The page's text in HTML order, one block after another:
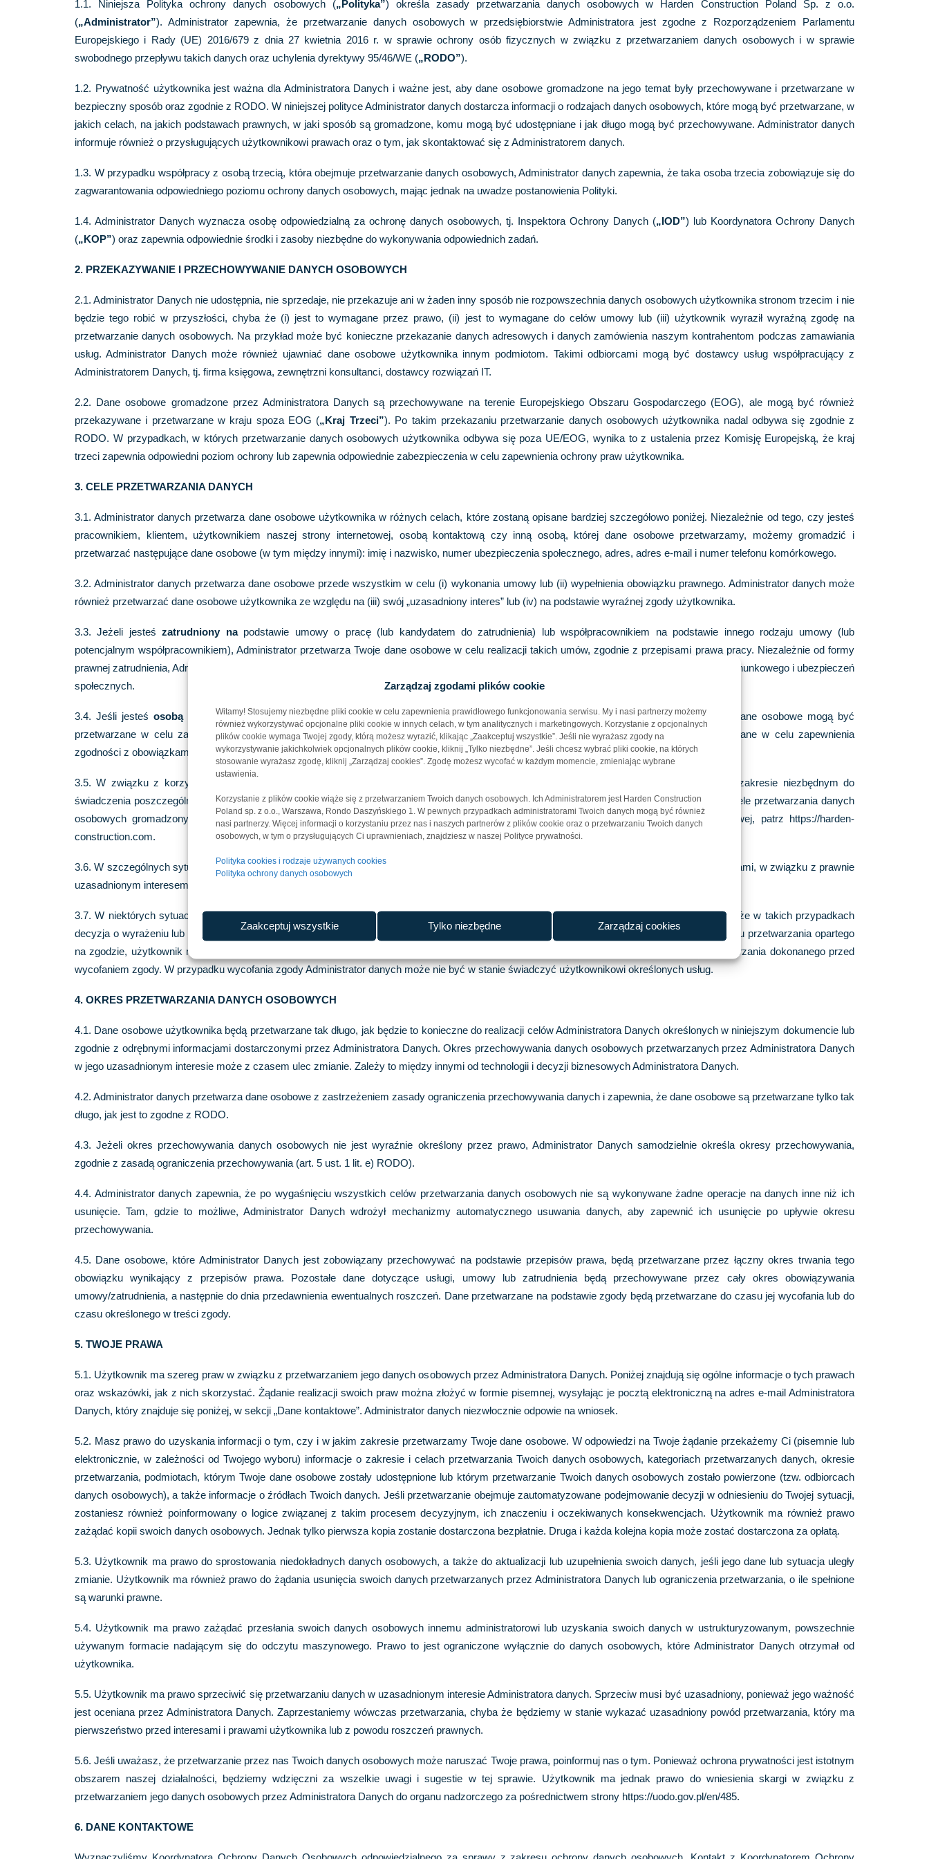
Zarządzaj zgodami plików cookie
Witamy! Stosujemy niezbędne pliki cookie w celu zapewnienia prawidłowego funkcjonowania serwisu. My i nasi partnerzy możemy
również wykorzystywać opcjonalne pliki cookie w innych celach, w tym analitycznych i marketingowych. Korzystanie z opcjonalnych
plików cookie wymaga Twojej zgody, którą możesz wyrazić, klikając „Zaakceptuj wszystkie”. Jeśli nie wyrażasz zgody na
wykorzystywanie jakichkolwiek opcjonalnych plików cookie, kliknij „Tylko niezbędne”. Jeśli chcesz wybrać pliki cookie, na których
stosowanie wyrażasz zgodę, kliknij „Zarządzaj cookies”. Zgodę możesz wycofać w każdym momencie, zmieniając wybrane
ustawienia.
Korzystanie z plików cookie wiąże się z przetwarzaniem Twoich danych osobowych. Ich Administratorem jest Harden Construction
Poland sp. z o.o., Warszawa, Rondo Daszyńskiego 1. W pewnych przypadkach administratorami Twoich danych mogą być również
nasi partnerzy. Więcej informacji o korzystaniu przez nas i naszych partnerów z plików cookie oraz o przetwarzaniu Twoich danych
osobowych, w tym o przysługujących Ci uprawnieniach, znajdziesz w naszej Polityce prywatności.
Polityka cookies i rodzaje używanych cookies
Polityka ochrony danych osobowych
Zaakceptuj wszystkie Tylko niezbędne Zarządzaj cookies
1.1. Niniejsza Polityka ochrony danych osobowych („Polityka”) określa zasady przetwarzania danych osobowych w Harden Construction Poland Sp. z o.o.
(„Administrator”). Administrator zapewnia, że przetwarzanie danych osobowych w przedsiębiorstwie Administratora jest zgodne z Rozporządzeniem Parlamentu
Europejskiego i Rady (UE) 2016/679 z dnia 27 kwietnia 2016 r. w sprawie ochrony osób fizycznych w związku z przetwarzaniem danych osobowych i w sprawie
swobodnego przepływu takich danych oraz uchylenia dyrektywy 95/46/WE („RODO”).
1.2. Prywatność użytkownika jest ważna dla Administratora Danych i ważne jest, aby dane osobowe gromadzone na jego temat były przechowywane i przetwarzane w
bezpieczny sposób oraz zgodnie z RODO. W niniejszej polityce Administrator danych dostarcza informacji o rodzajach danych osobowych, które mogą być przetwarzane, w
jakich celach, na jakich podstawach prawnych, w jaki sposób są gromadzone, komu mogą być udostępniane i jak długo mogą być przechowywane. Administrator danych
informuje również o przysługujących użytkownikowi prawach oraz o tym, jak skontaktować się z Administratorem danych.
1.3. W przypadku współpracy z osobą trzecią, która obejmuje przetwarzanie danych osobowych, Administrator danych zapewnia, że taka osoba trzecia zobowiązuje się do
zagwarantowania odpowiedniego poziomu ochrony danych osobowych, mając jednak na uwadze postanowienia Polityki.
1.4. Administrator Danych wyznacza osobę odpowiedzialną za ochronę danych osobowych, tj. Inspektora Ochrony Danych („IOD”) lub Koordynatora Ochrony Danych
(„KOP”) oraz zapewnia odpowiednie środki i zasoby niezbędne do wykonywania odpowiednich zadań.
2. PRZEKAZYWANIE I PRZECHOWYWANIE DANYCH OSOBOWYCH
2.1. Administrator Danych nie udostępnia, nie sprzedaje, nie przekazuje ani w żaden inny sposób nie rozpowszechnia danych osobowych użytkownika stronom trzecim i nie
będzie tego robić w przyszłości, chyba że (i) jest to wymagane przez prawo, (ii) jest to wymagane do celów umowy lub (iii) użytkownik wyraził wyraźną zgodę na
przetwarzanie danych osobowych. Na przykład może być konieczne przekazanie danych adresowych i danych zamówienia naszym kontrahentom podczas zamawiania
usług. Administrator Danych może również ujawniać dane osobowe użytkownika innym podmiotom. Takimi odbiorcami mogą być dostawcy usług współpracujący z
Administratorem Danych, tj. firma księgowa, zewnętrzni konsultanci, dostawcy rozwiązań IT.
2.2. Dane osobowe gromadzone przez Administratora Danych są przechowywane na terenie Europejskiego Obszaru Gospodarczego (EOG), ale mogą być również
przekazywane i przetwarzane w kraju spoza EOG („Kraj Trzeci”). Po takim przekazaniu przetwarzanie danych osobowych użytkownika nadal odbywa się zgodnie z
RODO. W przypadkach, w których przetwarzanie danych osobowych użytkownika odbywa się poza UE/EOG, wynika to z ustalenia przez Komisję Europejską, że kraj
trzeci zapewnia odpowiedni poziom ochrony lub zapewnia odpowiednie zabezpieczenia w celu zapewnienia ochrony praw użytkownika.
3. CELE PRZETWARZANIA DANYCH
3.1. Administrator danych przetwarza dane osobowe użytkownika w różnych celach, które zostaną opisane bardziej szczegółowo poniżej. Niezależnie od tego, czy jesteś
pracownikiem, klientem, użytkownikiem naszej strony internetowej, osobą kontaktową czy inną osobą, której dane osobowe przetwarzamy, możemy gromadzić i
przetwarzać następujące dane osobowe (w tym między innymi): imię i nazwisko, numer ubezpieczenia społecznego, adres, adres e-mail i numer telefonu komórkowego.
3.2. Administrator danych przetwarza dane osobowe przede wszystkim w celu (i) wykonania umowy lub (ii) wypełnienia obowiązku prawnego. Administrator danych może
również przetwarzać dane osobowe użytkownika ze względu na (iii) swój „uzasadniony interes” lub (iv) na podstawie wyraźnej zgody użytkownika.
3.3. Jeżeli jesteśzatrudniony napodstawie umowy o pracę (lub kandydatem do zatrudnienia) lub współpracownikiem na podstawie innego rodzaju umowy (lub
potencjalnym współpracownikiem), Administrator przetwarza Twoje dane osobowe w celu realizacji takich umów, zgodnie z przepisami prawa pracy. Niezależnie od formy
prawnej zatrudnienia, Administrator przetwarza dane osobowe w celu wypełnienia obowiązków wynikających z przepisów prawa podatkowego, rachunkowego i ubezpieczeń
społecznych.
3.4. Jeśli jesteś osobą kontaktowądla któregokolwiek z naszych (obecnych lub potencjalnych) klientów, dostawców lub partnerów, Twoje dane osobowe mogą być
przetwarzane w celu zawierania umów z Administratorem danych i zarządzania nimi. Niektóre dane osobowe mogą być również przetwarzane w celu zapewnienia
zgodności z obowiązkami prawnymi Administratorów Danych.
3.5. W związku z korzystaniem przez użytkownika ze
Danych, Administrator Danych zbiera dane w zakresie niezbędnym do
świadczenia poszczególnych oferowanych usług, a także informacje o aktywności użytkownika na stronie internetowej. Szczegółowe zasady i cele przetwarzania danych
osobowych gromadzonych podczas korzystania ze strony internetowej zostały opisane poniżej, bardziej szczegółowo na stronie internetowej, patrz https://harden-
construction.com.
3.6. W szczególnych sytuacjach Administrator Danych może przetwarzać Twoje dane w celu
lub obrony przed roszczeniami, w związku z prawnie
uzasadnionym interesem ochrony swoich praw.
3.7. W niektórych sytuacjach Administrator Danych może wymagaćwyrażenia zgody naprzetwarzanie danych osobowych. Należy pamiętać, że w takich przypadkach
decyzja o wyrażeniu lub odmowie wyrażenia zgody należy do użytkownika i nie wiąże się z żadnymi negatywnymi konsekwencjami. W przypadku przetwarzania opartego
na zgodzie, użytkownik może wycofać swoją zgodę w dowolnym momencie. Wycofanie zgody nie ma wpływu na zgodność z prawem przetwarzania dokonanego przed
wycofaniem zgody. W przypadku wycofania zgody Administrator danych może nie być w stanie świadczyć użytkownikowi określonych usług.
4. OKRES PRZETWARZANIA DANYCH OSOBOWYCH
4.1. Dane osobowe użytkownika będą przetwarzane tak długo, jak będzie to konieczne do realizacji celów Administratora Danych określonych w niniejszym dokumencie lub
zgodnie z odrębnymi informacjami dostarczonymi przez Administratora Danych. Okres przechowywania danych osobowych przetwarzanych przez Administratora Danych
w jego uzasadnionym interesie może z czasem ulec zmianie. Zależy to między innymi od technologii i decyzji biznesowych Administratora Danych.
4.2. Administrator danych przetwarza dane osobowe z zastrzeżeniem zasady ograniczenia przechowywania danych i zapewnia, że dane osobowe są przetwarzane tylko tak
długo, jak jest to zgodne z RODO.
4.3. Jeżeli okres przechowywania danych osobowych nie jest wyraźnie określony przez prawo, Administrator Danych samodzielnie określa okresy przechowywania,
zgodnie z zasadą ograniczenia przechowywania (art. 5 ust. 1 lit. e) RODO).
4.4. Administrator danych zapewnia, że po wygaśnięciu wszystkich celów przetwarzania danych osobowych nie są wykonywane żadne operacje na danych inne niż ich
usunięcie. Tam, gdzie to możliwe, Administrator Danych wdrożył mechanizmy automatycznego usuwania danych, aby zapewnić ich usunięcie po upływie okresu
przechowywania.
4.5. Dane osobowe, które Administrator Danych jest zobowiązany przechowywać na podstawie przepisów prawa, będą przetwarzane przez łączny okres trwania tego
obowiązku wynikający z przepisów prawa. Pozostałe dane dotyczące usługi, umowy lub zatrudnienia będą przechowywane przez cały okres obowiązywania
umowy/zatrudnienia, a następnie do dnia przedawnienia ewentualnych roszczeń. Dane przetwarzane na podstawie zgody będą przetwarzane do czasu jej wycofania lub do
czasu określonego w treści zgody.
5. TWOJE PRAWA
5.1. Użytkownik ma szereg praw w związku z przetwarzaniem jego danych osobowych przez Administratora Danych. Poniżej znajdują się ogólne informacje o tych prawach
oraz wskazówki, jak z nich skorzystać. Żądanie realizacji swoich praw można złożyć w formie pisemnej, wysyłając je pocztą elektroniczną na adres e-mail Administratora
Danych, który znajduje się poniżej, w sekcji „Dane kontaktowe”. Administrator danych niezwłocznie odpowie na wniosek.
5.2. Masz prawo do uzyskania informacji o tym, czy i w jakim zakresie przetwarzamy Twoje dane osobowe. W odpowiedzi na Twoje żądanie przekażemy Ci (pisemnie lub
elektronicznie, w zależności od Twojego wyboru) informacje o zakresie i celach przetwarzania Twoich danych osobowych, kategoriach przetwarzanych danych, okresie
przetwarzania, podmiotach, którym Twoje dane osobowe zostały udostępnione lub którym przetwarzanie Twoich danych osobowych zostało powierzone (tzw. odbiorcach
danych osobowych), a także informacje o źródłach Twoich danych. Jeśli przetwarzanie obejmuje zautomatyzowane podejmowanie decyzji w odniesieniu do Twojej sytuacji,
zostaniesz również poinformowany o logice związanej z takim procesem decyzyjnym, ich znaczeniu i oczekiwanych konsekwencjach. Użytkownik ma również prawo
zażądać kopii swoich danych osobowych. Jednak tylko pierwsza kopia zostanie dostarczona bezpłatnie. Druga i każda kolejna kopia może zostać dostarczona za opłatą.
5.3. Użytkownik ma prawo do sprostowania niedokładnych danych osobowych, a także do aktualizacji lub uzupełnienia swoich danych, jeśli jego dane lub sytuacja uległy
zmianie. Użytkownik ma również prawo do żądania usunięcia swoich danych przetwarzanych przez Administratora Danych lub ograniczenia przetwarzania, o ile spełnione
są warunki prawne.
5.4. Użytkownik ma prawo zażądać przesłania swoich danych osobowych innemu administratorowi lub uzyskania swoich danych w ustrukturyzowanym, powszechnie
używanym formacie nadającym się do odczytu maszynowego. Prawo to jest ograniczone wyłącznie do danych osobowych, które Administrator Danych otrzymał od
użytkownika.
5.5. Użytkownik ma prawo sprzeciwić się przetwarzaniu danych w uzasadnionym interesie Administratora danych. Sprzeciw musi być uzasadniony, ponieważ jego ważność
jest oceniana przez Administratora Danych. Zaprzestaniemy wówczas przetwarzania, chyba że będziemy w stanie wykazać uzasadniony powód przetwarzania, który ma
pierwszeństwo przed interesami i prawami użytkownika lub z powodu roszczeń prawnych.
5.6. Jeśli uważasz, że przetwarzanie przez nas Twoich danych osobowych może naruszać Twoje prawa, poinformuj nas o tym. Ponieważ ochrona prywatności jest istotnym
obszarem naszej działalności, będziemy wdzięczni za wszelkie uwagi i sugestie w tej sprawie. Użytkownik ma jednak prawo do wniesienia skargi w związku z
przetwarzaniem jego danych osobowych przez Administratora Danych do organu nadzorczego za pośrednictwem strony https://uodo.gov.pl/en/485.
6. DANE KONTAKTOWE